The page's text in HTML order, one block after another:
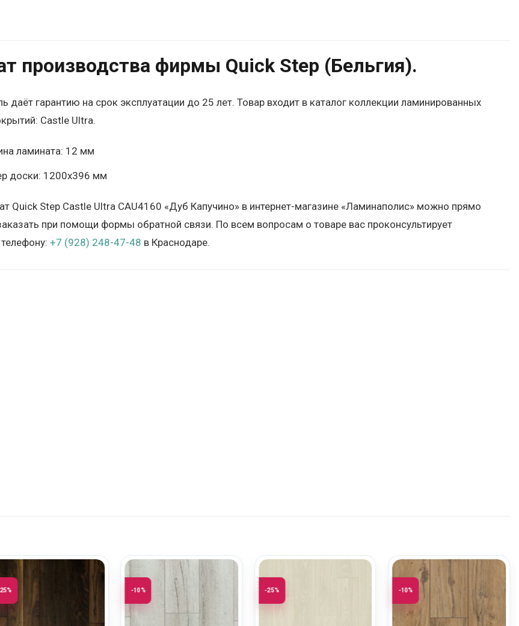
производства фирмы Quick Step (Бельгия).
даёт гарантию на срок эксплуатации до 25 лет. Товар входит в каталог коллекции ламинированных
Castle Ultra.
ламината: 12 мм
доски: 1200х396 мм
Quick Step Castle Ultra CAU4160 «Дуб Капучино» в интернет-магазине «Ламинаполис» можно прямо
при помощи формы обратной связи. По всем вопросам о товаре вас проконсультирует
+7 (928) 248-47-48 в Краснодаре.
-10% -25% -10%